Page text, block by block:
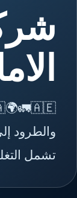
والطرود
تشمل